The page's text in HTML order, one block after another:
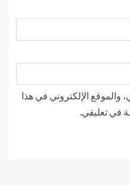
والموقع الإلكتروني في هذا
في تعليقي.